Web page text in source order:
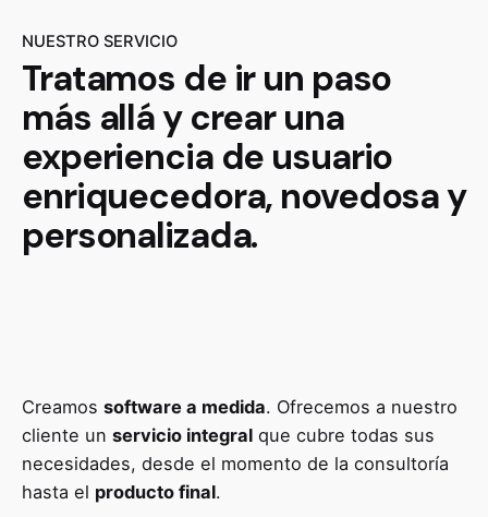
NUESTRO SERVICIO
Tratamos de ir un paso
más allá y crear una
experiencia de usuario
enriquecedora, novedosa y
personalizada.
Creamos software a medida. Ofrecemos a nuestro
cliente un servicio integral que cubre todas sus
necesidades, desde el momento de la consultoría
hasta el producto final.